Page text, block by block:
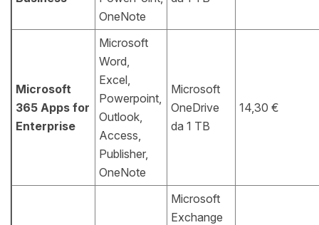
OneNote
Microsoft
365 Apps for
Enterprise
Microsoft
Word,
Excel,
Powerpoint,
Outlook,
Access,
Publisher,
OneNote
Microsoft
OneDrive
da 1 TB
14,30 €
Microsoft
Exchange